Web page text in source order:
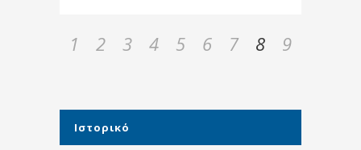
1 2 3 4 5 6 7 8 9
Ιστορικό